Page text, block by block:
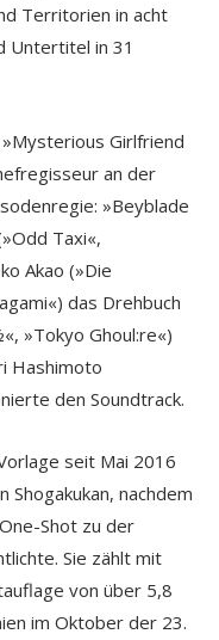
Territorien in acht
Untertitel in 31
Girlfriend
an der
»Beyblade
Taxi«,
Akao (»Die
das Drehbuch
»Tokyo Ghoul:re«)
Hashimoto
den Soundtrack.
seit Mai 2016
Shogakukan, nachdem
Shot zu der
Sie zählt mit
von über 5,8
im Oktober der 23.